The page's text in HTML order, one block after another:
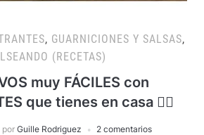
, GUARNICIONES Y SALSAS,
(RECETAS)
muy FÁCILES con
que tienes en casa 👍🏻
por Guille Rodriguez 2 comentarios